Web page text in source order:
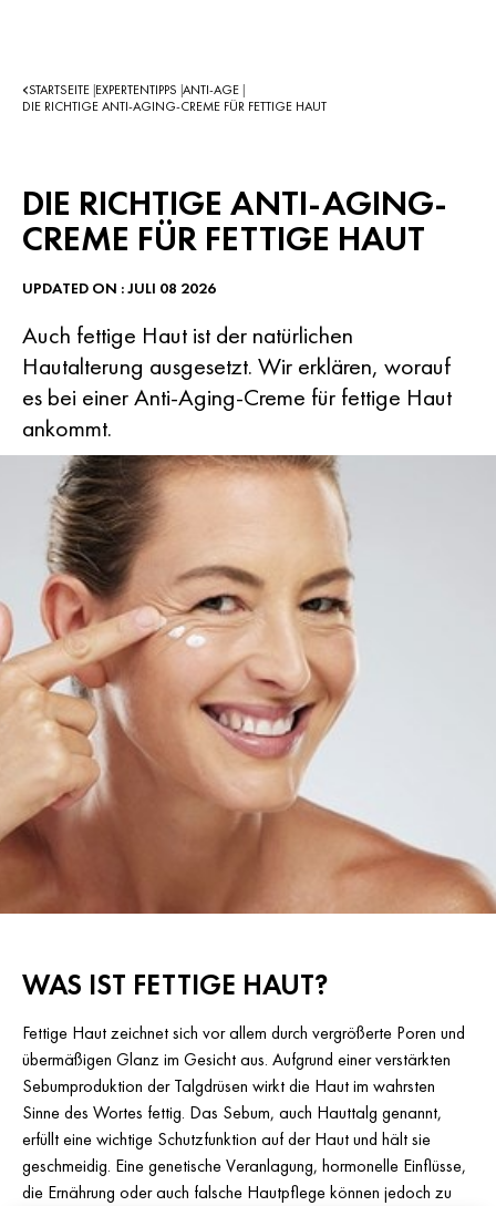
STARTSEITE EXPERTENTIPPS ANTI-AGE
DIE RICHTIGE ANTI-AGING-CREME FÜR FETTIGE HAUT
DIE RICHTIGE ANTI-AGING-
CREME FÜR FETTIGE HAUT
Auch fettige Haut ist der natürlichen
Hautalterung ausgesetzt. Wir erklären, worauf
es bei einer Anti-Aging-Creme für fettige Haut
ankommt.
UPDATED ON : JULI 08 2026
WAS IST FETTIGE HAUT?
Fettige Haut zeichnet sich vor allem durch vergrößerte Poren und
übermäßigen Glanz im Gesicht aus. Aufgrund einer verstärkten
Sebumproduktion der Talgdrüsen wirkt die Haut im wahrsten
Sinne des Wortes fettig. Das Sebum, auch Hauttalg genannt,
erfüllt eine wichtige Schutzfunktion auf der Haut und hält sie
geschmeidig. Eine genetische Veranlagung, hormonelle Einflüsse,
die Ernährung oder auch falsche Hautpflege können jedoch zu